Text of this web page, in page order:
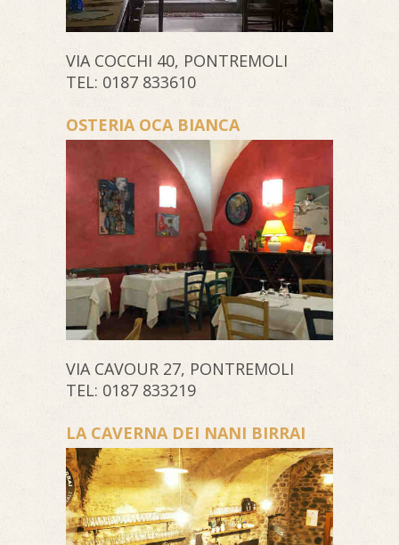
VIA COCCHI 40, PONTREMOLI
TEL: 0187 833610
OSTERIA OCA BIANCA
VIA CAVOUR 27, PONTREMOLI
TEL: 0187 833219
LA CAVERNA DEI NANI BIRRAI